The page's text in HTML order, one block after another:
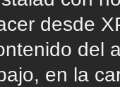
desde
del
en la